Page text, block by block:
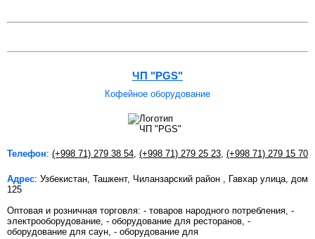
ЧП "PGS"
Кофейное оборудование
Телефон: (+998 71) 279 38 54 (+998 71) 279 25 23 (+998 71) 279 15 70
Адрес: Узбекистан, Ташкент, Чиланзарский район , Гавхар улица, дом
125
Оптовая и розничная торговля: - товаров народного потребления, -
электрооборудование, - оборудование для ресторанов, -
оборудование для саун, - оборудование для